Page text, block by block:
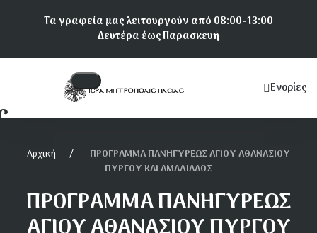
Τα γραφεία μας λειτουργούν από 08:00-13:00
Δευτέρα έως Παρασκευή
Κεντρική
πλοήγηση
Ενορίες
Αμαλιάδος
Αρχική
ΠΡΟΓΡΑΜΜΑ ΠΑΝΗΓΥΡΕΩΣ ΑΓΙΟΥ ΑΘΑΝΑΣΙΟΥ
ΠΥΡΓΟΥ ΚΑΙ ΑΜΑΛΙΑΔΟΣ
ΠΡΟΓΡΑΜΜΑ ΠΑΝΗΓΥΡΕΩΣ